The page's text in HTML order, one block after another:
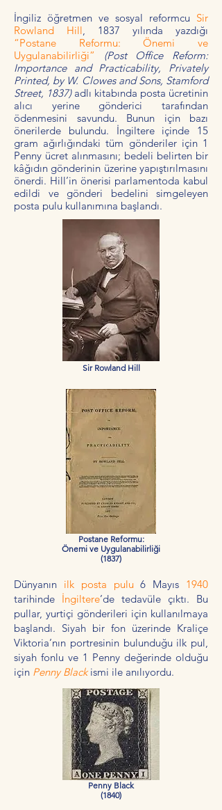
İngiliz öğretmen ve sosyal reformcu Sir
Rowland Hill, 1837 yılında yazdığı
“Postane Reformu: Önemi ve
Uygulanabilirliği”
(Post Office Reform:
Importance and Practicability, Privately
Printed, by W. Clowes and Sons, Stamford
Street, 1837)adlı kitabında posta ücretinin
alıcı yerine gönderici tarafından
ödenmesini savundu. Bunun için bazı
önerilerde bulundu. İngiltere içinde 15
gram ağırlığındaki tüm gönderiler için 1
Penny ücret alınmasını; bedeli belirten bir
kâğıdın gönderinin üzerine yapıştırılmasını
önerdi. Hill’in önerisi parlamentoda kabul
edildi ve gönderi bedelini simgeleyen
posta pulu kullanımına başlandı.
Sir Rowland Hill
Postane Reformu:
Önemi ve Uygulanabilirliği
(1837)
Dünyanın ilk posta pulu6 Mayıs 1940
tarihinde İngiltere’de tedavüle çıktı. Bu
pullar, yurtiçi gönderileri için kullanılmaya
başlandı. Siyah bir fon üzerinde Kraliçe
Viktoria’nın portresinin bulunduğu ilk pul,
siyah fonlu ve 1 Penny değerinde olduğu
için Penny Blackismi ile anılıyordu.
Penny Black
(1840)